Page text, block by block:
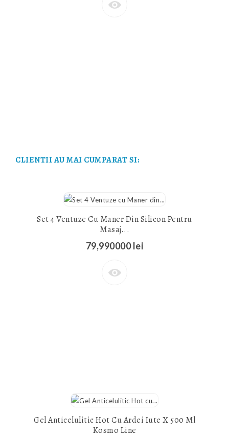
CLIENTII AU MAI CUMPARAT SI:
Set 4 Ventuze Cu Maner Din Silicon Pentru
Masaj...
79,990000 lei
Gel Anticelulitic Hot Cu Ardei Iute X 500 Ml
Kosmo Line